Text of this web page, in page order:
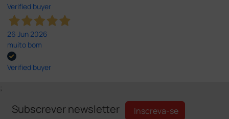
Verified buyer
26 Jun 2026
muito bom
Verified buyer
;
Subscrever newsletter Inscreva-se